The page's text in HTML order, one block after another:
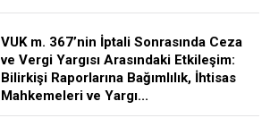
VUK m. 367’nin İptali Sonrasında Ceza
ve Vergi Yargısı Arasındaki Etkileşim:
Bilirkişi Raporlarına Bağımlılık, İhtisas
Mahkemeleri ve Yargı...